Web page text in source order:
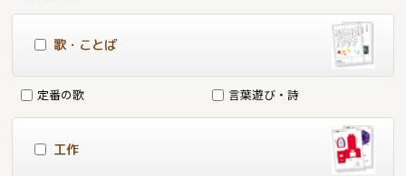
歌・ことば
定番の歌 言葉遊び・詩
工作